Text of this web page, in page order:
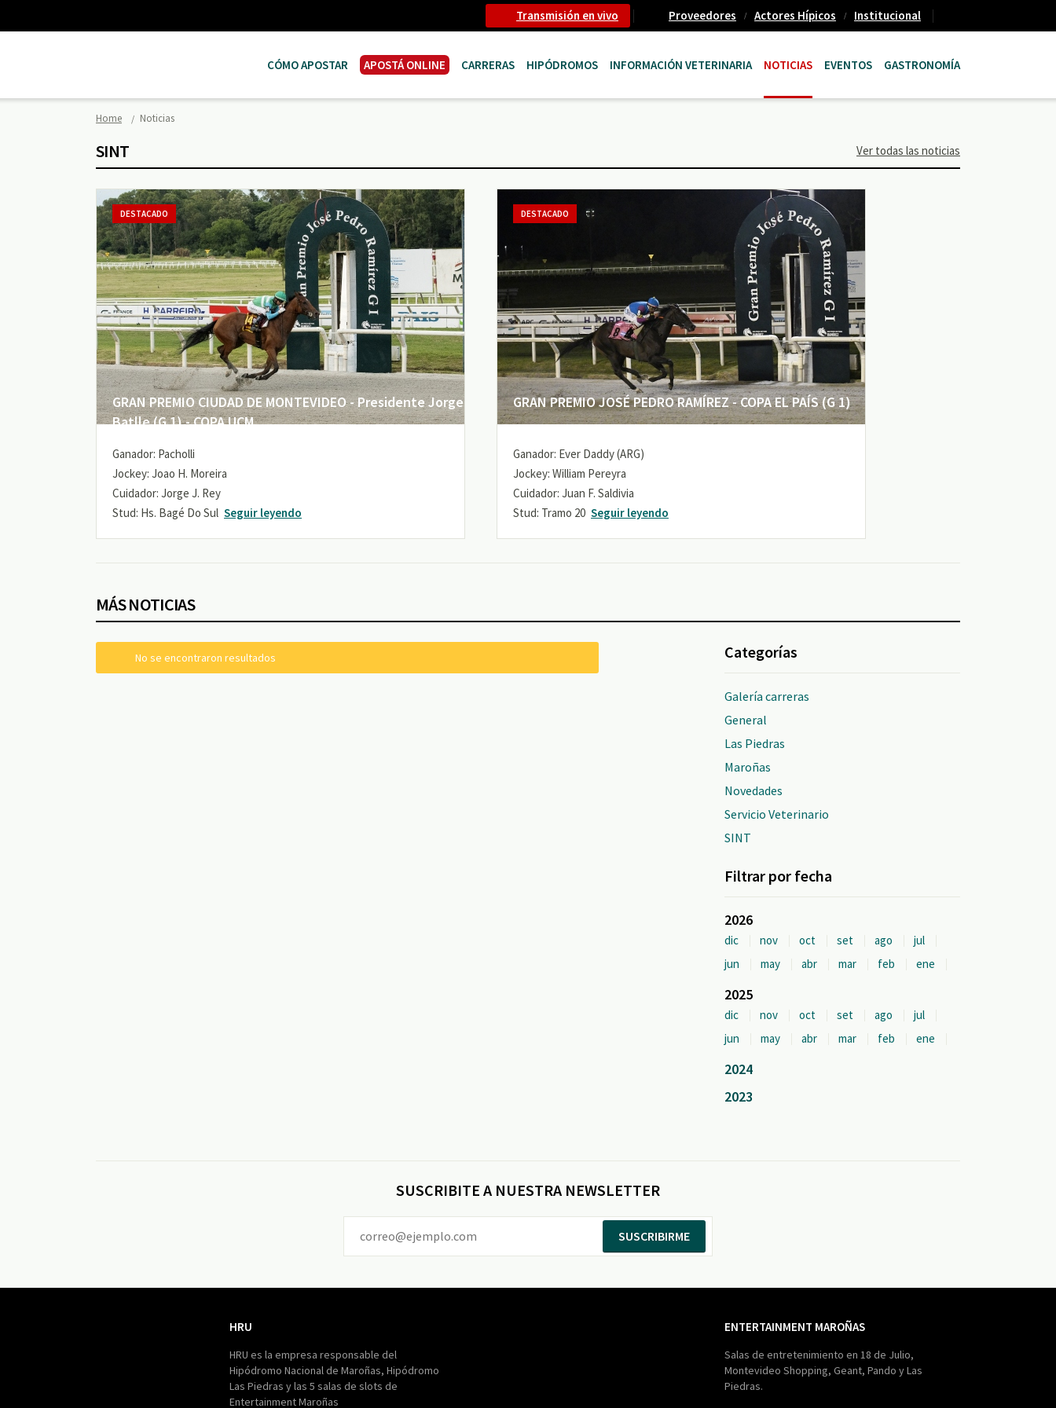
Transmisión en vivo Proveedores Actores Hípicos Institucional
CÓMO APOSTAR APOSTÁ ONLINE CARRERAS HIPÓDROMOS INFORMACIÓN VETERINARIA NOTICIAS EVENTOS GASTRONOMÍA
Home Noticias
SINT Ver todas las noticias
GRAN PREMIO CIUDAD DE MONTEVIDEO - Presidente Jorge
Batlle (G 1) - COPA UCM
DESTACADO
Ganador: Pacholli
Jockey: Joao H. Moreira
Cuidador: Jorge J. Rey
Stud: Hs. Bagé Do Sul Seguir leyendo
GRAN PREMIO JOSÉ PEDRO RAMÍREZ - COPA EL PAÍS (G 1)
DESTACADO
Ganador: Ever Daddy (ARG)
Jockey: William Pereyra
Cuidador: Juan F. Saldivia
Stud: Tramo 20 Seguir leyendo
MÁS NOTICIAS
No se encontraron resultados Categorías
Galería carreras
General
Las Piedras
Maroñas
Novedades
Servicio Veterinario
SINT
Filtrar por fecha
2026
dic nov oct set ago
jul
jun
may abr mar feb ene
2025
dic nov oct set ago
jul
jun
may abr mar feb ene
2024
2023
SUSCRIBITE A NUESTRA NEWSLETTER
SUSCRIBIRME
HRU
HRU es la empresa responsable del
Hipódromo Nacional de Maroñas, Hipódromo
Las Piedras y las 5 salas de slots de
Entertainment Maroñas
ENTERTAINMENT MAROÑAS
Salas de entretenimiento en 18 de Julio,
Montevideo Shopping, Geant, Pando y Las
Piedras.